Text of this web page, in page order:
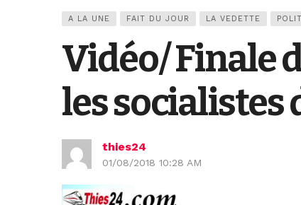
A LA UNE FAIT DU JOUR LA VEDETTE
Vidéo/ Finale
les socialistes
thies24
01/08/2018 10:28 AM